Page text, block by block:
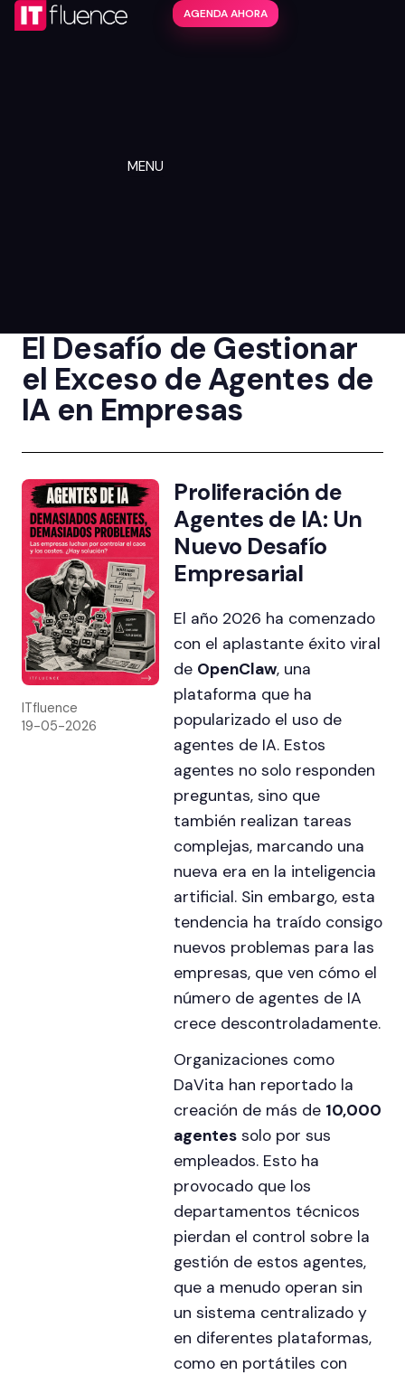
MENU
AGENDA AHORA
El Desafío de Gestionar
el Exceso de Agentes de
IA en Empresas
ITfluence
19-05-2026
Proliferación de
Agentes de IA: Un
Nuevo Desafío
Empresarial
El año 2026 ha comenzado
con el aplastante éxito viral
de OpenClaw, una
plataforma que ha
popularizado el uso de
agentes de IA. Estos
agentes no solo responden
preguntas, sino que
también realizan tareas
complejas, marcando una
nueva era en la inteligencia
artificial. Sin embargo, esta
tendencia ha traído consigo
nuevos problemas para las
empresas, que ven cómo el
número de agentes de IA
crece descontroladamente.
Organizaciones como
DaVita han reportado la
creación de más de 10,000
agentes solo por sus
empleados. Esto ha
provocado que los
departamentos técnicos
pierdan el control sobre la
gestión de estos agentes,
que a menudo operan sin
un sistema centralizado y
en diferentes plataformas,
como en portátiles con